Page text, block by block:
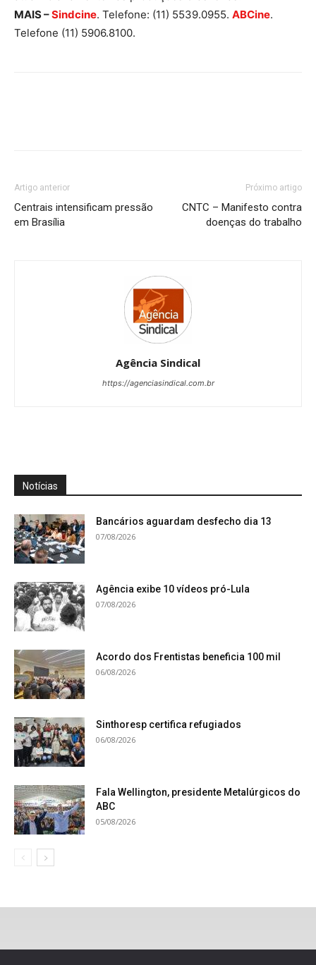
MAIS –Sindcine. Telefone: (11) 5539.0955. ABCine.
Telefone (11) 5906.8100.
Artigo anterior
Centrais intensificam pressão
em Brasília
Próximo artigo
CNTC – Manifesto contra
doenças do trabalho
Agência Sindical
https://agenciasindical.com.br
Notícias
Bancários aguardam desfecho dia 13
07/08/2026
Agência exibe 10 vídeos pró-Lula
07/08/2026
Acordo dos Frentistas beneficia 100 mil
06/08/2026
Sinthoresp certifica refugiados
06/08/2026
Fala Wellington, presidente Metalúrgicos do
ABC
05/08/2026